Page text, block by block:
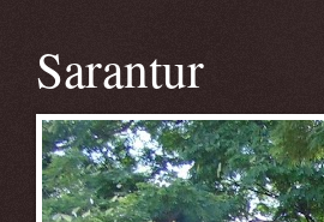
Sarantur